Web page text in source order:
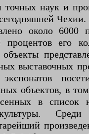
точных наук и
около 6000
его
выставочных
объектов, в
в список
Среди